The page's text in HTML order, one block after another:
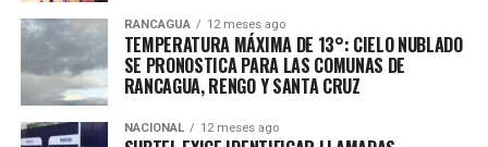
RANCAGUA 12 meses ago
TEMPERATURA MÁXIMA DE 13°: CIELO NUBLADO
SE PRONOSTICA PARA LAS COMUNAS DE
RANCAGUA, RENGO Y SANTA CRUZ
NACIONAL 12 meses ago